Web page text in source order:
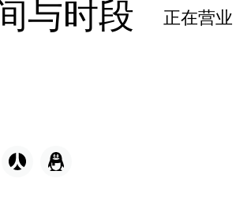
与时段 正在营业